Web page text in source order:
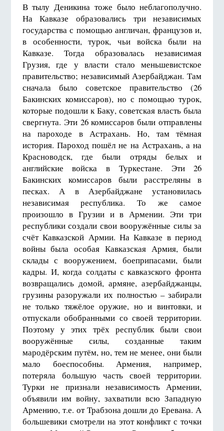
В тылу Деникина тоже было неблагополучно.
На Кавказе образовались три независимых
государства с помощью англичан, французов и,
в особенности, турок, чьи войска были на
Кавказе. Тогда образовалась независимая
Грузия, где у власти стало меньшевистское
правительство; независимый Азербайджан. Там
сначала было советское правительство (26
Бакинских комиссаров), но с помощью турок,
которые подошли к Баку, советская власть была
свергнута. Эти 26 комиссаров были отправлены
на пароходе в Астрахань. Но, там тёмная
история. Пароход пошёл не на Астрахань, а на
Красноводск, где были отряды белых и
английские войска в Туркестане. Эти 26
Бакинских комиссаров были расстреляны в
песках. А в Азербайджане установилась
независимая республика. То же самое
произошло в Грузии и в Армении. Эти три
республики создали свои вооружённые силы за
счёт Кавказской Армии. На Кавказе в период
войны была особая Кавказская Армия, были
склады с вооружением, боеприпасами, были
кадры. И, когда солдаты с кавказского фронта
возвращались домой, армяне, азербайджанцы,
грузины разоружали их полностью – забирали
не только тяжёлое оружие, но и винтовки, и
отпускали обобранными со своей территории.
Поэтому у этих трёх республик были свои
вооружённые силы, созданные таким
мародёрским путём, но, тем не менее, они были
мало боеспособны. Армения, например,
потеряла большую часть своей территории.
Турки не признали независимость Армении,
объявили им войну, захватили всю Западную
Армению, т.е. от Трабзона дошли до Еревана. А
большевики смотрели на этот конфликт с точки